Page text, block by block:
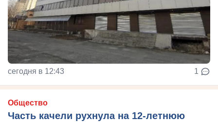
сегодня в 12:43 1
Общество
Часть качели рухнула на 12-летнюю